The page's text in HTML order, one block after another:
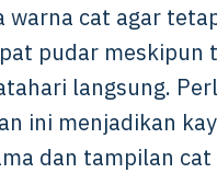
warna cat agar
pudar meskipun
langsung.
ini menjadikan
dan tampilan